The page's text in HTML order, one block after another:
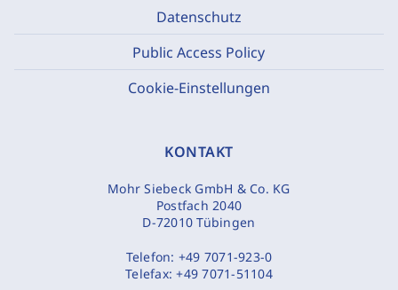
Datenschutz
Public Access Policy
Cookie-Einstellungen
KONTAKT
Mohr Siebeck GmbH & Co. KG
Postfach 2040
D-72010 Tübingen
Telefon: +49 7071-923-0
Telefax:+49 7071-51104